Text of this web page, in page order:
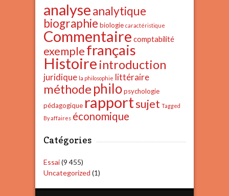
analyseanalytique
biographie biologie caractéristique
Commentaire comptabilité
exemplefrançais
Histoire introduction
juridique la philosophie littéraire
méthode philo psychologie
pédagogique rapportsujet Tagged
By affaires économique
Catégories
Essai(9 455)
Uncategorized (1)